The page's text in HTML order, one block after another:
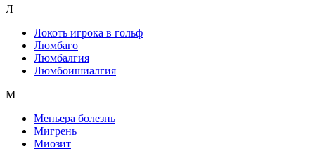
Л
Локоть игрока в гольф
Люмбаго
Люмбалгия
Люмбоишиалгия
М
Меньера болезнь
Мигрень
Миозит